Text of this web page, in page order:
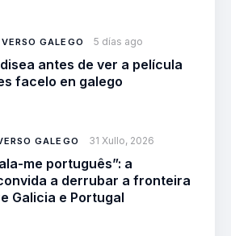
GALEGO 5 días ago
antes de ver a película
facelo en galego
GALEGO 31 Xullo, 2026
me português”: a
a derrubar a fronteira
Galicia e Portugal